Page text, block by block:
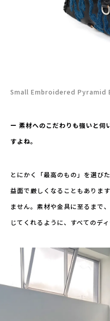
Small Embroidered Pyramid
ー 素材へのこだわりも強いと伺
すよね。
とにかく「最高のもの」を選び
益面で厳しくなることもありま
ません。素材や金具に至るまで
じてくれるように、すべてのデ